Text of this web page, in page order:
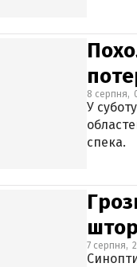
8 серпня,
У
спека.
7 серпня,